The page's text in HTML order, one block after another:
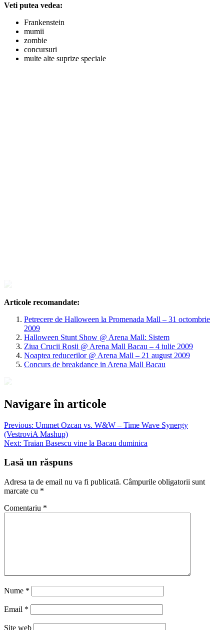
Veti putea vedea:
Frankenstein
mumii
zombie
concursuri
multe alte suprize speciale
Articole recomandate:
Petrecere de Halloween la Promenada Mall – 31 octombrie
2009
Halloween Stunt Show @ Arena Mall: Sistem
Ziua Crucii Rosii @ Arena Mall Bacau – 4 iulie 2009
Noaptea reducerilor @ Arena Mall – 21 august 2009
Concurs de breakdance in Arena Mall Bacau
Navigare în articole
Previous: Ummet Ozcan vs. W&W – Time Wave Synergy
(VestroviA Mashup)
Next: Traian Basescu vine la Bacau duminica
Lasă un răspuns
Adresa ta de email nu va fi publicată. Câmpurile obligatorii sunt
marcate cu *
Comentariu *
Nume *
Email *
Site web